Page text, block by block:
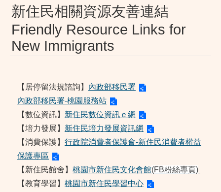
新住民相關資源友善連結
Friendly Resource Links for
New Immigrants
【居停留法規諮詢】 內政部移民署
內政部移民署-桃園服務站
【數位資訊】 新住民數位資訊ｅ網
【培力發展】 新住民培力發展資訊網
【消費保護】 行政院消費者保護會-新住民消費者權益
保護專區
【新住民館舍】 桃園市新住民文化會館(FB粉絲專頁)
【教育學習】 桃園市新住民學習中心